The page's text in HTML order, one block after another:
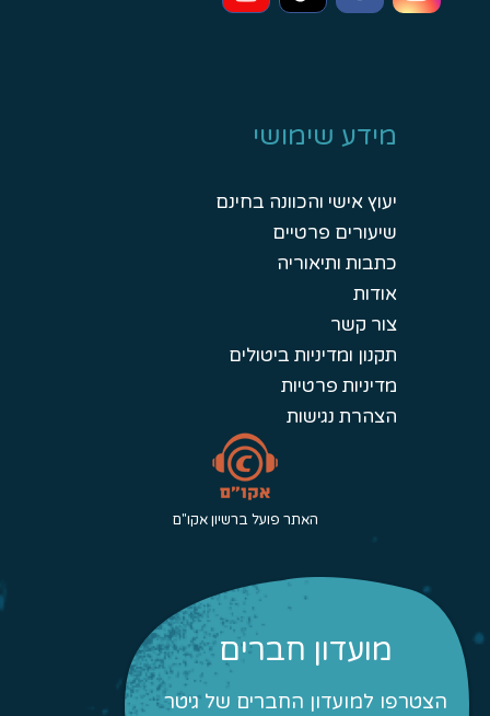
מידע שימושי
יעוץ אישי והכוונה בחינם
שיעורים פרטיים
כתבות ותיאוריה
אודות
צור קשר
תקנון ומדיניות ביטולים
מדיניות פרטיות
הצהרת נגישות
האתר פועל ברשיון אקו"ם
מועדון חברים
הצטרפו למועדון החברים של גיטר